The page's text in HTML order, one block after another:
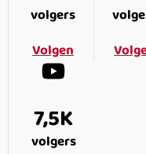
volgers
Volgen
7,5K
volgers